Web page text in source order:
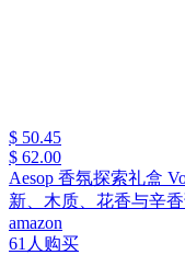
$ 50.45
$ 62.00
Aesop 香氛探索礼盒
新、木质、花香与辛
amazon
61人购买